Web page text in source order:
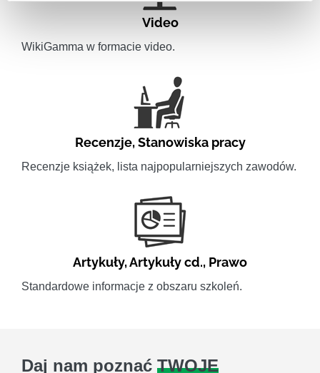
Video
WikiGamma w formacie video.
Recenzje,Stanowiska pracy
Recenzje książek, lista najpopularniejszych zawodów.
Artykuły,Artykuły cd., Prawo
Standardowe informacje z obszaru szkoleń.
Daj nam poznać TWOJE